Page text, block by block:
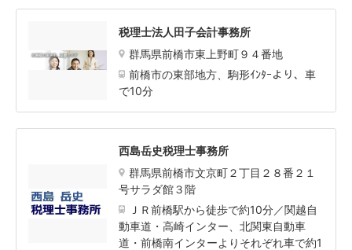
税理士法人田子会計事務所
群馬県前橋市東上野町９４番地
前橋市の東部地方、駒形ｲﾝﾀｰより、車
で10分
西島岳史税理士事務所
群馬県前橋市文京町２丁目２８番２１
号サラダ館３階
ＪＲ前橋駅から徒歩で約10分／関越自
動車道・高崎インター、北関東自動車
道・前橋南インターよりそれぞれ車で約1